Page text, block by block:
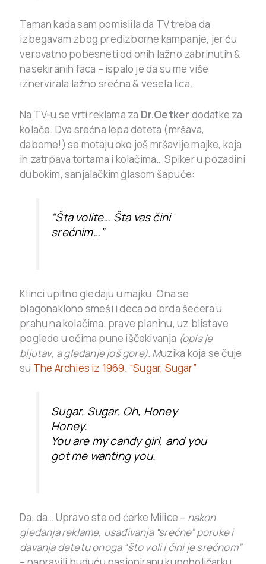
Taman kada sam pomislila da TV treba da
izbegavam zbog predizborne kampanje, jer ću
verovatno pobesneti od onih lažno zabrinutih &
nasekiranih faca – ispalo je da su me više
iznervirala lažno srećna & vesela lica.
Na TV-u se vrti reklama za Dr.Oetker dodatke za
kolače. Dva srećna lepa deteta (mršava,
dabome!) se motaju oko još mršavije majke, koja
ih zatrpava tortama i kolačima… Spiker u pozadini
dubokim, sanjalačkim glasom šapuće:
“Šta volite… Šta vas čini
srećnim…”
Klinci upitno gledaju u majku. Ona se
blagonaklono smeši i deca od brda šećera u
prahu na kolačima, prave planinu, uz blistave
poglede u očima pune iščekivanja (opis je
bljutav, a gledanje još gore). Muzika koja se čuje
su The Archies iz 1969. “Sugar, Sugar”
Sugar, Sugar, Oh, Honey
Honey.
You are my candy girl, and you
got me wanting you.
Da, da… Upravo ste od ćerke Milice – nakon
gledanja reklame, usađivanja “srećne” poruke i
davanja detetu onoga “što voli i čini je srečnom”